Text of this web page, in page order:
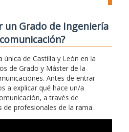
un Grado de Ingeniería
única de Castilla y León en la
de Grado y Máster de la
Antes de entrar
a explicar qué hace un/a
a través de
de profesionales de la rama.